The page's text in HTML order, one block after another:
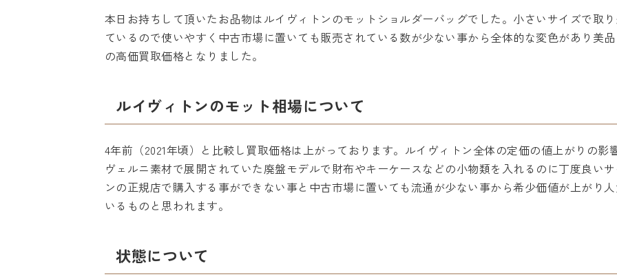
本日お持ちして頂いたお品物はルイヴィトンのモットショルダーバッグでした。小さいサイズで取
ているので使いやすく中古市場に置いても販売されている数が少ない事から全体的な変色があり美
の高価買取価格となりました。
ルイヴィトンのモット相場について
4年前（2021年頃）と比較し買取価格は上がっております。ルイヴィトン全体の定価の値上がりの
ヴェルニ素材で展開されていた廃盤モデルで財布やキーケースなどの小物類を入れるのに丁度良い
ンの正規店で購入する事ができない事と中古市場に置いても流通が少ない事から希少価値が上がり
いるものと思われます。
状態について